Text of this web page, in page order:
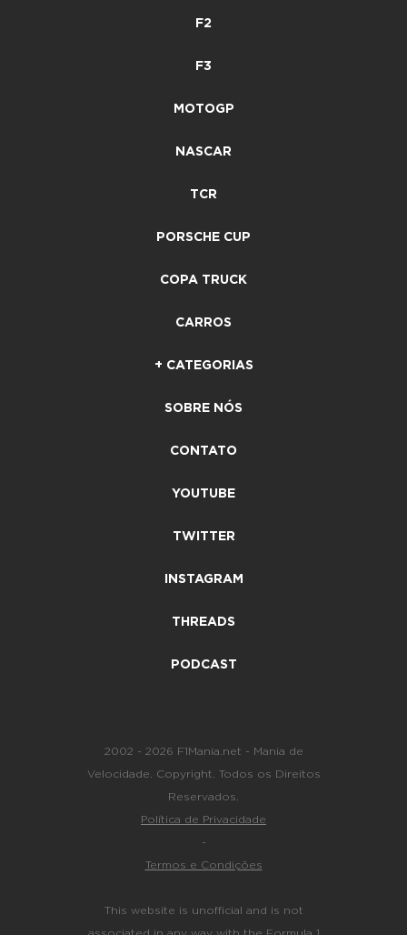
F2
F3
MOTOGP
NASCAR
TCR
PORSCHE CUP
COPA TRUCK
CARROS
+ CATEGORIAS
SOBRE NÓS
CONTATO
YOUTUBE
TWITTER
INSTAGRAM
THREADS
PODCAST
2002 - 2026 F1Mania.net - Mania de
Velocidade. Copyright. Todos os Direitos
Reservados.
Política de Privacidade
-
Termos e Condições
This website is unofficial and is not